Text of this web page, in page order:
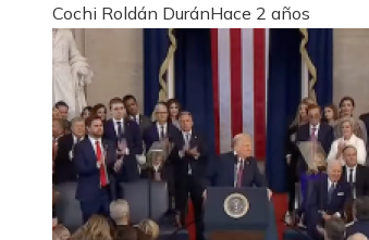
Cochi Roldán DuránHace 2 años